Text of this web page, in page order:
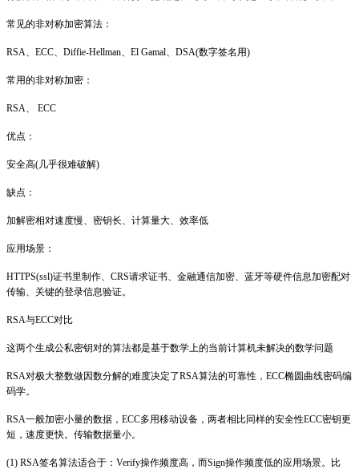
常见的非对称加密算法：
RSA、ECC、Diffie-Hellman、El Gamal、DSA(数字签名用)
常用的非对称加密：
RSA、 ECC
优点：
安全高(几乎很难破解)
缺点：
加解密相对速度慢、密钥长、计算量大、效率低
应用场景：
HTTPS(ssl)证书里制作、CRS请求证书、金融通信加密、蓝牙等硬件信息加密配对
传输、关键的登录信息验证。
RSA与ECC对比
这两个生成公私密钥对的算法都是基于数学上的当前计算机未解决的数学问题
RSA对极大整数做因数分解的难度决定了RSA算法的可靠性，ECC椭圆曲线密码编
码学。
RSA一般加密小量的数据，ECC多用移动设备，两者相比同样的安全性ECC密钥更
短，速度更快。传输数据量小。
(1) RSA签名算法适合于：Verify操作频度高，而Sign操作频度低的应用场景。比